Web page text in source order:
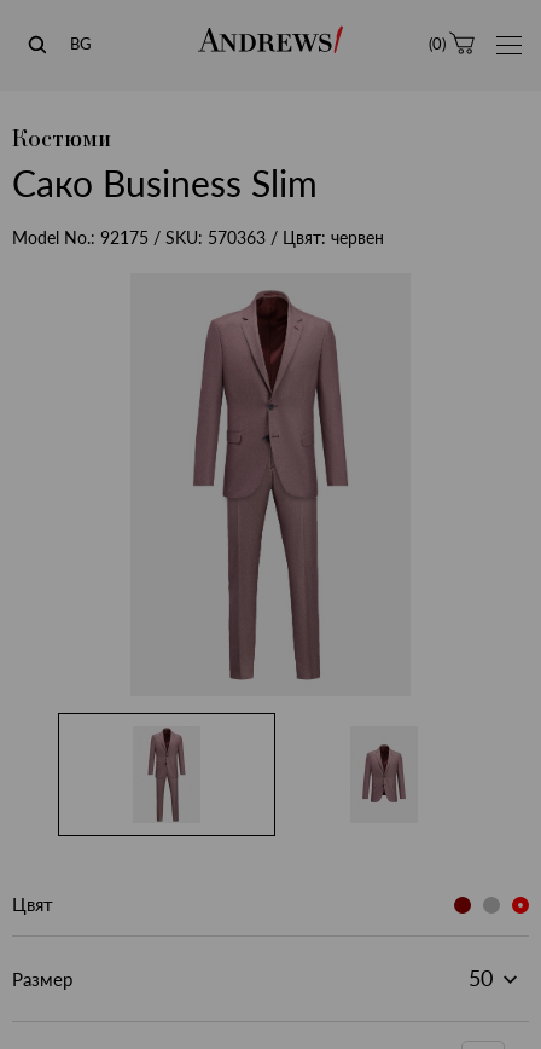
Andrews
BG (0)
Костюми
Сако Business Slim
Model No.: 92175 / SKU: 570363 / Цвят: червен
Цвят
Размер